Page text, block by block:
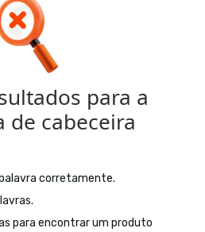
para a
de cabeceira
corretamente.
para encontrar um produto